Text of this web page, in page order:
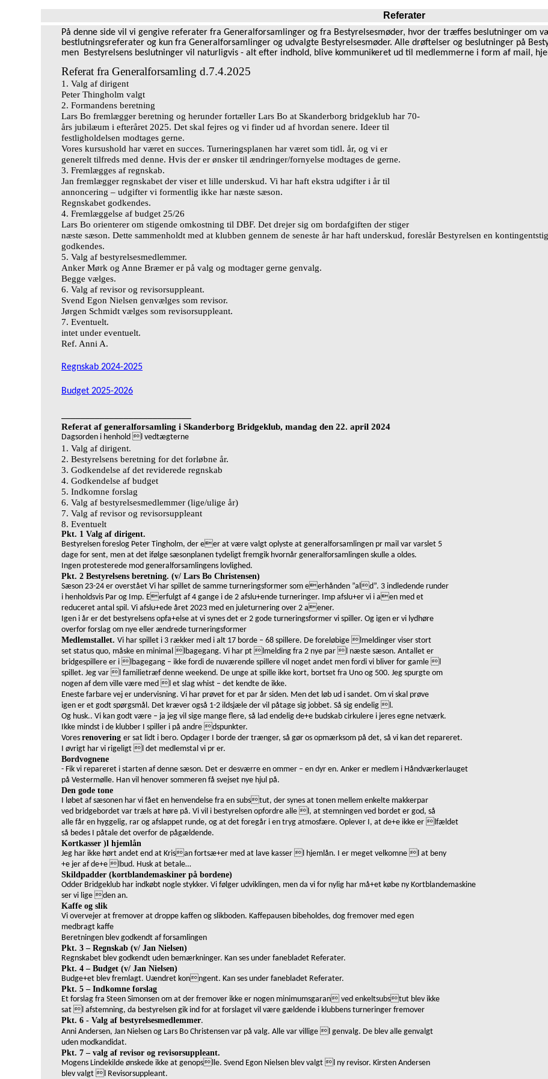
Referater
På denne side vil vi gengive referater fra Generalforsamlinger og fra Bestyrelsesmøder, hvor der træffes beslutninger om
bestlutningsreferater og kun fra Generalforsamlinger og udvalgte Bestyrelsesmøder. Alle drøftelser og beslutninger på
men Bestyrelsens beslutninger vil naturligvis - alt efter indhold, blive kommunikeret ud til medlemmerne i form af mail,
Referat fra Generalforsamling d.7.4.2025
1. Valg af dirigent
Peter Thingholm valgt
2. Formandens beretning
Lars Bo fremlægger beretning og herunder fortæller Lars Bo at Skanderborg bridgeklub har 70-
års jubilæum i efteråret 2025. Det skal fejres og vi finder ud af hvordan senere. Ideer til
festligholdelsen modtages gerne.
Vores kursushold har været en succes. Turneringsplanen har været som tidl. år, og vi er
generelt tilfreds med denne. Hvis der er ønsker til ændringer/fornyelse modtages de gerne.
3. Fremlægges af regnskab.
Jan fremlægger regnskabet der viser et lille underskud. Vi har haft ekstra udgifter i år til
annoncering – udgifter vi formentlig ikke har næste sæson.
Regnskabet godkendes.
4. Fremlæggelse af budget 25/26
Lars Bo orienterer om stigende omkostning til DBF. Det drejer sig om bordafgiften der stiger
næste sæson. Dette sammenholdt med at klubben gennem de seneste år har haft underskud, foreslår Bestyrelsen en
godkendes.
5. Valg af bestyrelsesmedlemmer.
Anker Mørk og Anne Bræmer er på valg og modtager gerne genvalg.
Begge vælges.
6. Valg af revisor og revisorsuppleant.
Svend Egon Nielsen genvælges som revisor.
Jørgen Schmidt vælges som revisorsuppleant.
7. Eventuelt.
intet under eventuelt.
Ref. Anni A.
Regnskab 2024-2025
Budget 2025-2026
Referat af generalforsamling i Skanderborg Bridgeklub, mandag den 22. april 2024
Dagsorden i henhold l vedtægterne
1. Valg af dirigent.
2. Bestyrelsens beretning for det forløbne år.
3. Godkendelse af det reviderede regnskab
4. Godkendelse af budget
5. Indkomne forslag
6. Valg af bestyrelsesmedlemmer (lige/ulige år)
7. Valg af revisor og revisorsuppleant
8. Eventuelt
Pkt. 1 Valg af dirigent.
Bestyrelsen foreslog Peter Tingholm, der eer at være valgt oplyste at generalforsamlingen pr mail var varslet 5
dage for sent, men at det ifølge sæsonplanen tydeligt fremgik hvornår generalforsamlingen skulle a oldes.
Ingen protesterede mod generalforsamlingens lovlighed.
Pkt. 2 Bestyrelsens beretning. (v/ Lars Bo Christensen)
Sæson 23-24 er overstået Vi har spillet de samme turneringsformer som eerhånden ”ald”. 3 indledende runder
i henholdsvis Par og Imp. Eerfulgt af 4 gange i de 2 afslu+ende turneringer. Imp afslu+er vi i aen med et
reduceret antal spil. Vi afslu+ede året 2023 med en juleturnering over 2 aener.
Igen i år er det bestyrelsens opfa+else at vi synes det er 2 gode turneringsformer vi spiller. Og igen er vi lydhøre
overfor forslag om nye eller ændrede turneringsformer
Medlemstallet. Vi har spillet i 3 rækker med i alt 17 borde – 68 spillere. De foreløbige lmeldinger viser stort
set status quo, måske en minimal lbagegang. Vi har pt lmelding fra 2 nye par l næste sæson. Antallet er
bridgespillere er i lbagegang – ikke fordi de nuværende spillere vil noget andet men fordi vi bliver for gamle l
spillet. Jeg var l familietræf denne weekend. De unge at spille ikke kort, bortset fra Uno og 500. Jeg spurgte om
nogen af dem ville være med l et slag whist – det kendte de ikke.
Eneste farbare vej er undervisning. Vi har prøvet for et par år siden. Men det løb ud i sandet. Om vi skal prøve
igen er et godt spørgsmål. Det kræver også 1-2 ildsjæle der vil påtage sig jobbet. Så sig endelig l.
Og husk.. Vi kan godt være – ja jeg vil sige mange flere, så lad endelig de+e budskab cirkulere i jeres egne netværk.
Ikke mindst i de klubber I spiller i på andre dspunkter.
Vores renovering er sat lidt i bero. Opdager I borde der trænger, så gør os opmærksom på det, så vi kan det repareret.
I øvrigt har vi rigeligt l det medlemstal vi pr er.
Bordvognene
- Fik vi repareret i starten af denne sæson. Det er desværre en ommer – en dyr en. Anker er medlem i Håndværkerlauget
på Vestermølle. Han vil henover sommeren få svejset nye hjul på.
Den gode tone
I løbet af sæsonen har vi fået en henvendelse fra en substut, der synes at tonen mellem enkelte makkerpar
ved bridgebordet var træls at høre på. Vi vil i bestyrelsen opfordre alle l, at stemningen ved bordet er god, så
alle får en hyggelig, rar og afslappet runde, og at det foregår i en tryg atmosfære. Oplever I, at de+e ikke er lfældet
så bedes I påtale det overfor de pågældende.
Kortkasser )l hjemlån
Jeg har ikke hørt andet end at Krisan fortsæ+er med at lave kasser l hjemlån. I er meget velkomne l at beny
+e jer af de+e lbud. Husk at betale…
Skildpadder (kortblandemaskiner på bordene)
Odder Bridgeklub har indkøbt nogle stykker. Vi følger udviklingen, men da vi for nylig har må+et købe ny Kortblandemaskine
ser vi lige den an.
Kaffe og slik
Vi overvejer at fremover at droppe kaffen og slikboden. Kaffepausen bibeholdes, dog fremover med egen
medbragt kaffe
Beretningen blev godkendt af forsamlingen
Pkt. 3 – Regnskab (v/ Jan Nielsen)
Regnskabet blev godkendt uden bemærkninger. Kan ses under fanebladet Referater.
Pkt. 4 – Budget (v/ Jan Nielsen)
Budge+et blev fremlagt. Uændret konngent. Kan ses under fanebladet Referater.
Pkt. 5 – Indkomne forslag
Et forslag fra Steen Simonsen om at der fremover ikke er nogen minimumsgaran ved enkeltsubstut blev ikke
sat l afstemning, da bestyrelsen gik ind for at forslaget vil være gældende i klubbens turneringer fremover
Pkt. 6 - Valg af bestyrelsesmedlemmer.
Anni Andersen, Jan Nielsen og Lars Bo Christensen var på valg. Alle var villige l genvalg. De blev alle genvalgt
uden modkandidat.
Pkt. 7 – valg af revisor og revisorsuppleant.
Mogens Lindekilde ønskede ikke at genopslle. Svend Egon Nielsen blev valgt l ny revisor. Kirsten Andersen
blev valgt l Revisorsuppleant.